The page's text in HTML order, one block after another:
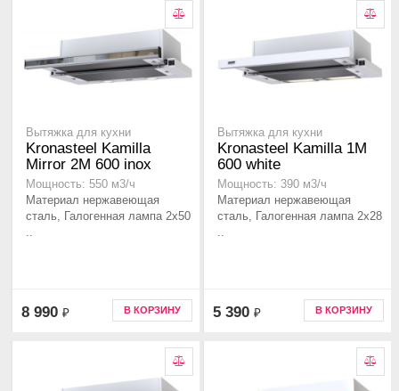
Вытяжка для кухни
Kronasteel Kamilla
Mirror 2M 600 inox
Мощность: 550 м3/ч
Материал нержавеющая
сталь, Галогенная лампа 2x50
..
8 990 ₽ В КОРЗИНУ
Вытяжка для кухни
Kronasteel Kamilla 1M
600 white
Мощность: 390 м3/ч
Материал нержавеющая
сталь, Галогенная лампа 2x28
..
5 390 ₽ В КОРЗИНУ